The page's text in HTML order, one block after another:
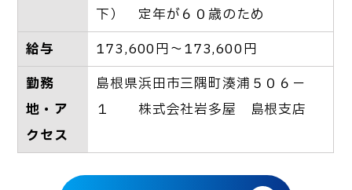
下） 定年が６０歳のため
給与
173,600円～173,600円
勤務
地・ア
クセス
島根県浜田市三隅町湊浦５０６－
１ 株式会社岩多屋 島根支店